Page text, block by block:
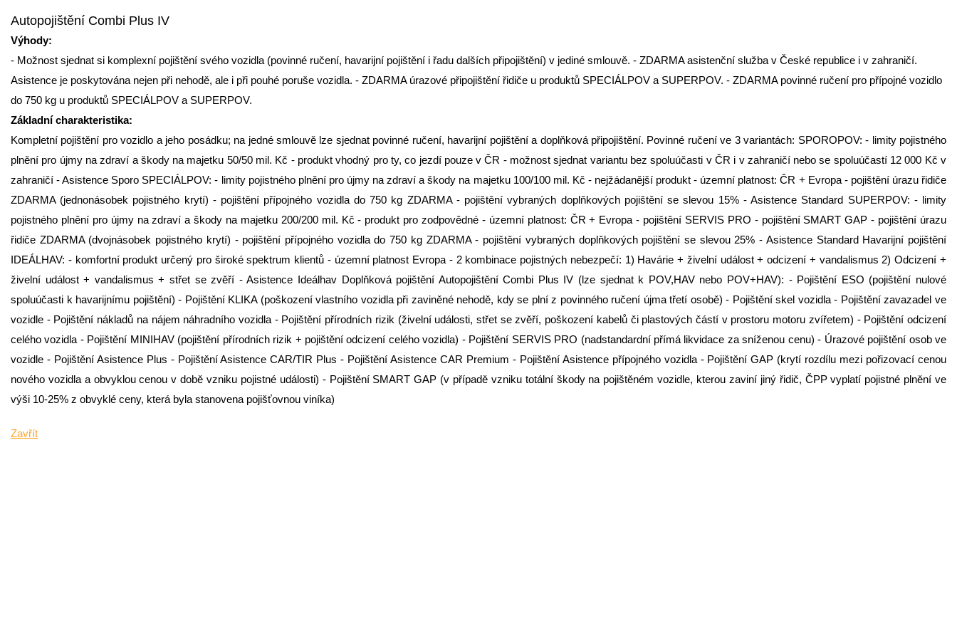
Autopojištění Combi Plus IV
Výhody:
- Možnost sjednat si komplexní pojištění svého vozidla (povinné ručení, havarijní pojištění i řadu dalších připojištění) v jediné smlouvě. - ZDARMA asistenční služba v České republice i v zahraničí.
Asistence je poskytována nejen při nehodě, ale i při pouhé poruše vozidla. - ZDARMA úrazové připojištění řidiče u produktů SPECIÁLPOV a SUPERPOV. - ZDARMA povinné ručení pro přípojné vozidlo
do 750 kg u produktů SPECIÁLPOV a SUPERPOV.
Základní charakteristika:
Kompletní pojištění pro vozidlo a jeho posádku; na jedné smlouvě lze sjednat povinné ručení, havarijní pojištění a doplňková připojištění. Povinné ručení ve 3 variantách: SPOROPOV: - limity pojistného
plnění pro újmy na zdraví a škody na majetku 50/50 mil. Kč - produkt vhodný pro ty, co jezdí pouze v ČR - možnost sjednat variantu bez spoluúčasti v ČR i v zahraničí nebo se spoluúčastí 12 000 Kč v
zahraničí - Asistence Sporo SPECIÁLPOV: - limity pojistného plnění pro újmy na zdraví a škody na majetku 100/100 mil. Kč - nejžádanější produkt - územní platnost: ČR + Evropa - pojištění úrazu řidiče
ZDARMA (jednonásobek pojistného krytí) - pojištění přípojného vozidla do 750 kg ZDARMA - pojištění vybraných doplňkových pojištění se slevou 15% - Asistence Standard SUPERPOV: - limity
pojistného plnění pro újmy na zdraví a škody na majetku 200/200 mil. Kč - produkt pro zodpovědné - územní platnost: ČR + Evropa - pojištění SERVIS PRO - pojištění SMART GAP - pojištění úrazu
řidiče ZDARMA (dvojnásobek pojistného krytí) - pojištění přípojného vozidla do 750 kg ZDARMA - pojištění vybraných doplňkových pojištění se slevou 25% - Asistence Standard Havarijní pojištění
IDEÁLHAV: - komfortní produkt určený pro široké spektrum klientů - územní platnost Evropa - 2 kombinace pojistných nebezpečí: 1) Havárie + živelní událost + odcizení + vandalismus 2) Odcizení +
živelní událost + vandalismus + střet se zvěří - Asistence Ideálhav Doplňková pojištění Autopojištění Combi Plus IV (lze sjednat k POV,HAV nebo POV+HAV): - Pojištění ESO (pojištění nulové
spoluúčasti k havarijnímu pojištění) - Pojištění KLIKA (poškození vlastního vozidla při zaviněné nehodě, kdy se plní z povinného ručení újma třetí osobě) - Pojištění skel vozidla - Pojištění zavazadel ve
vozidle - Pojištění nákladů na nájem náhradního vozidla - Pojištění přírodních rizik (živelní události, střet se zvěří, poškození kabelů či plastových částí v prostoru motoru zvířetem) - Pojištění odcizení
celého vozidla - Pojištění MINIHAV (pojištění přírodních rizik + pojištění odcizení celého vozidla) - Pojištění SERVIS PRO (nadstandardní přímá likvidace za sníženou cenu) - Úrazové pojištění osob ve
vozidle - Pojištění Asistence Plus - Pojištění Asistence CAR/TIR Plus - Pojištění Asistence CAR Premium - Pojištění Asistence přípojného vozidla - Pojištění GAP (krytí rozdílu mezi pořizovací cenou
nového vozidla a obvyklou cenou v době vzniku pojistné události) - Pojištění SMART GAP (v případě vzniku totální škody na pojištěném vozidle, kterou zaviní jiný řidič, ČPP vyplatí pojistné plnění ve
výši 10-25% z obvyklé ceny, která byla stanovena pojišťovnou viníka)
Zavřít